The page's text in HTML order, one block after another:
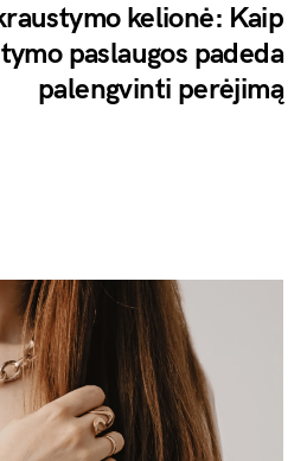
kelionė: Kaip
paslaugos padeda
palengvinti perėjimą